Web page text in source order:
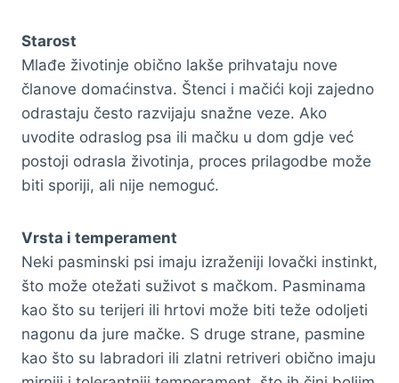
Starost
Mlađe životinje obično lakše prihvataju nove
članove domaćinstva. Štenci i mačići koji zajedno
odrastaju često razvijaju snažne veze. Ako
uvodite odraslog psa ili mačku u dom gdje već
postoji odrasla životinja, proces prilagodbe može
biti sporiji, ali nije nemoguć.
Vrsta i temperament
Neki pasminski psi imaju izraženiji lovački instinkt,
što može otežati suživot s mačkom. Pasminama
kao što su terijeri ili hrtovi može biti teže odoljeti
nagonu da jure mačke. S druge strane, pasmine
kao što su labradori ili zlatni retriveri obično imaju